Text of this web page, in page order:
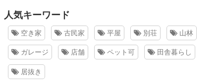
人気キーワード
空き家 古民家 平屋 別荘 山林
ガレージ 店舗 ペット可 田舎暮らし
居抜き